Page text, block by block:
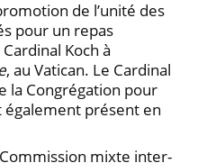
de l’unité des
pour un repas
Koch à
, au Vatican. Le Cardinal
la Congrégation pour
également présent en
mixte inter­